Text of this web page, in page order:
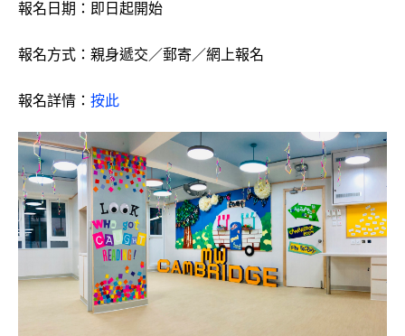
報名日期：即日起開始
報名方式：親身遞交／郵寄／網上報名
報名詳情： 按此